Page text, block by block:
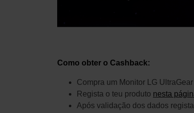
Como obter o Cashback:
Compra um Monitor LG
Regista o teu produto nesta
Após validação dos dados